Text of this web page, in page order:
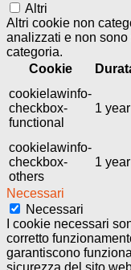
Altri
Altri cookie non
analizzati e non
categoria.
Cookie
cookielawinfo-
checkbox-
functional
1 year
cookielawinfo-
checkbox-
others
1 year
Necessari
Necessari
I cookie necessari
corretto
garantiscono
sicurezza del sito